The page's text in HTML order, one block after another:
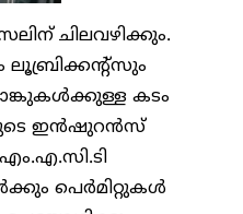
ചിലവഴിക്കും.
കടം
ഇൻഷുറൻസ്
പെ‍ർമിറ്റുകൾ